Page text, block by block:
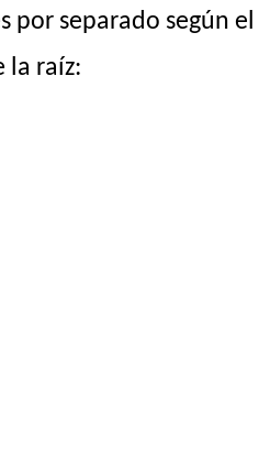
por separado según el
la raíz: